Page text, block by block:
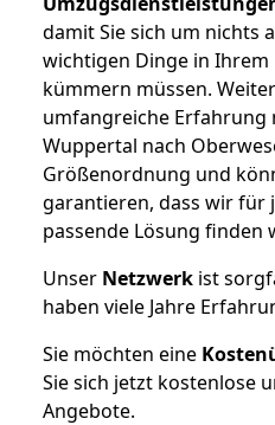
damit Sie sich um nichts
wichtigen Dinge in Ihrem
kümmern müssen.
umfangreiche Erfahrung
Wuppertal nach
Größenordnung und
garantieren, dass wir für
passende Lösung finden
Unser Netzwerk ist
haben viele Jahre
Sie möchten eine
Sie sich jetzt kostenlose
Angebote.